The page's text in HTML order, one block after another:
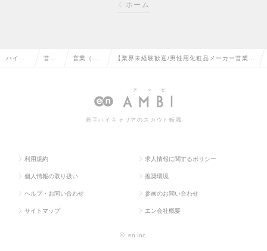
ホーム
ハイク 営業 営業（法 【業界未経験歓迎/男性用化粧品メーカー営業】
を目指すの求人情報
若手ハイキャリアのスカウト転職
利用規約 求人情報に関するポリシー
個人情報の取り扱い 推奨環境
ヘルプ・お問い合わせ 参画のお問い合わせ
サイトマップ エン会社概要
© en Inc.